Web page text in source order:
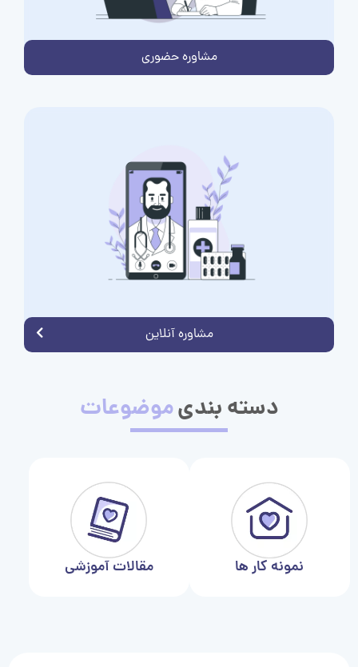
مشاوره حضوری
مشاوره آنلاین
دسته بندیموضوعات
نمونه کار ها مقالات آموزشی